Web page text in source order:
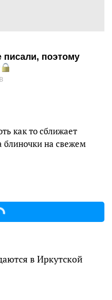
писали, поэтому
как то сближает
блиночки на свежем
в Иркутской